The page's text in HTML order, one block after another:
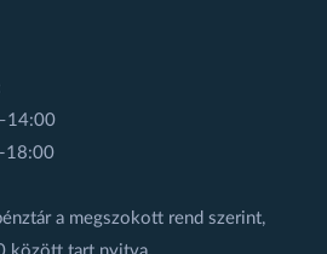
18:00
a megszokott rend szerint,